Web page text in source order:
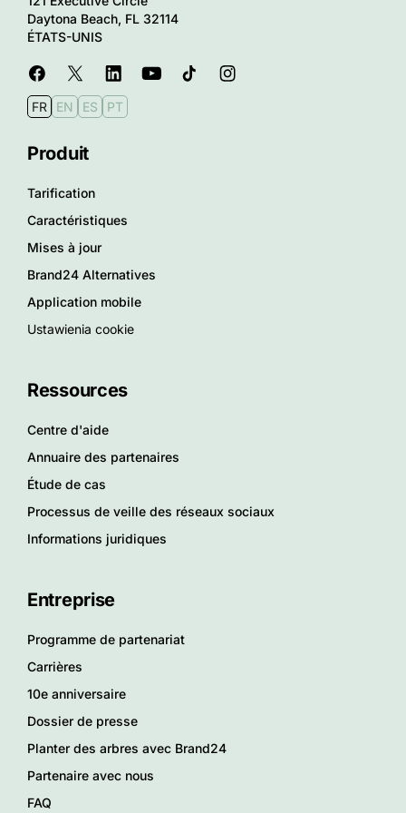
Daytona Beach, FL 32114
ÉTATS-UNIS
FR EN ES PT
Produit
Tarification
Caractéristiques
Mises à jour
Brand24 Alternatives
Application mobile
Ustawienia cookie
Ressources
Centre d'aide
Annuaire des partenaires
Étude de cas
Processus de veille des réseaux sociaux
Informations juridiques
Entreprise
Programme de partenariat
Carrières
10e anniversaire
Dossier de presse
Planter des arbres avec Brand24
Partenaire avec nous
FAQ